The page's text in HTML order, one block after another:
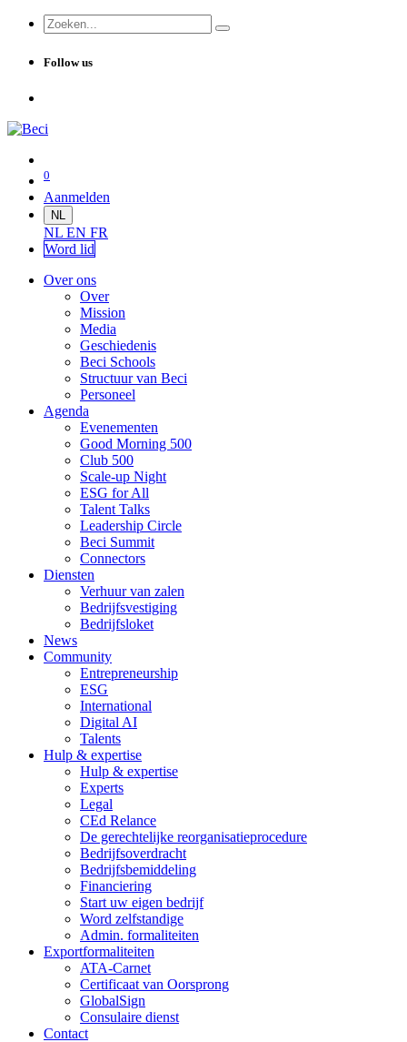
Follow us
0
Aanmelden
NL
NL EN FR
Word lid
Over ons
Over
Mission
Media
Geschiedenis
Beci Schools
Structuur van Beci
Personeel
Agenda
Evenementen
Good Morning 500
Club 500
Scale-up Night
ESG for All
Talent Talks
Leadership Circle
Beci Summit
Connectors
Diensten
Verhuur van zalen
Bedrijfsvestiging
Bedrijfsloket
News
Community
Entrepreneurship
ESG
International
Digital AI
Talents
Hulp & expertise
Hulp & expertise
Experts
Legal
CEd Relance
De gerechtelijke reorganisatieprocedure
Bedrijfsoverdracht
Bedrijfsbemiddeling
Financiering
Start uw eigen bedrijf
Word zelfstandige
Admin. formaliteiten
Exportformaliteiten
ATA-Carnet
Certificaat van Oorsprong
GlobalSign
Consulaire dienst
Contact